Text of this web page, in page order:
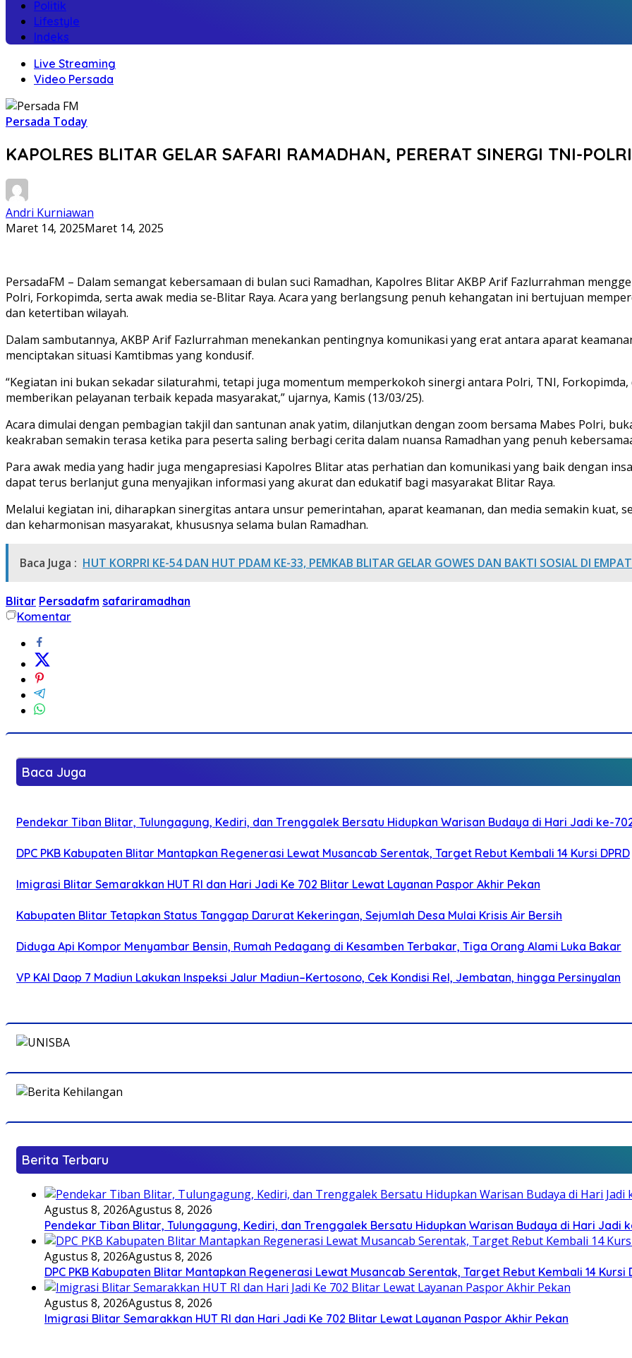
Politik
Lifestyle
Indeks
Live Streaming
Video Persada
Persada Today
KAPOLRES BLITAR GELAR SAFARI RAMADHAN, PERERAT SINERGI TNI-
Andri Kurniawan
Maret 14, 2025Maret 14, 2025
PersadaFM – Dalam semangat kebersamaan di bulan suci Ramadhan, Kapolres Blitar AKBP Arif Fazlurrahman
Polri, Forkopimda, serta awak media se-Blitar Raya. Acara yang berlangsung penuh kehangatan ini bertujuan
dan ketertiban wilayah.
Dalam sambutannya, AKBP Arif Fazlurrahman menekankan pentingnya komunikasi yang erat antara aparat
menciptakan situasi Kamtibmas yang kondusif.
“Kegiatan ini bukan sekadar silaturahmi, tetapi juga momentum memperkokoh sinergi antara Polri, TNI,
memberikan pelayanan terbaik kepada masyarakat,” ujarnya, Kamis (13/03/25).
Acara dimulai dengan pembagian takjil dan santunan anak yatim, dilanjutkan dengan zoom bersama Mabes Polri,
keakraban semakin terasa ketika para peserta saling berbagi cerita dalam nuansa Ramadhan yang penuh
Para awak media yang hadir juga mengapresiasi Kapolres Blitar atas perhatian dan komunikasi yang baik dengan
dapat terus berlanjut guna menyajikan informasi yang akurat dan edukatif bagi masyarakat Blitar Raya.
Melalui kegiatan ini, diharapkan sinergitas antara unsur pemerintahan, aparat keamanan, dan media semakin kuat,
dan keharmonisan masyarakat, khususnya selama bulan Ramadhan.
Baca Juga : HUT KORPRI KE-54 DAN HUT PDAM KE-33, PEMKAB BLITAR GELAR GOWES DAN BAKTI SOSIAL DI
Blitar Persadafm safariramadhan
Komentar
Baca Juga
Pendekar Tiban Blitar, Tulungagung, Kediri, dan Trenggalek Bersatu Hidupkan Warisan Budaya di Hari Jadi ke-
DPC PKB Kabupaten Blitar Mantapkan Regenerasi Lewat Musancab Serentak, Target Rebut Kembali 14 Kursi DPRD
Imigrasi Blitar Semarakkan HUT RI dan Hari Jadi Ke 702 Blitar Lewat Layanan Paspor Akhir Pekan
Kabupaten Blitar Tetapkan Status Tanggap Darurat Kekeringan, Sejumlah Desa Mulai Krisis Air Bersih
Diduga Api Kompor Menyambar Bensin, Rumah Pedagang di Kesamben Terbakar, Tiga Orang Alami Luka Bakar
VP KAI Daop 7 Madiun Lakukan Inspeksi Jalur Madiun–Kertosono, Cek Kondisi Rel, Jembatan, hingga Persinyalan
Berita Terbaru
Agustus 8, 2026Agustus 8, 2026
Pendekar Tiban Blitar, Tulungagung, Kediri, dan Trenggalek Bersatu Hidupkan Warisan Budaya di Hari Jadi
Agustus 8, 2026Agustus 8, 2026
DPC PKB Kabupaten Blitar Mantapkan Regenerasi Lewat Musancab Serentak, Target Rebut Kembali 14 Kursi
Agustus 8, 2026Agustus 8, 2026
Imigrasi Blitar Semarakkan HUT RI dan Hari Jadi Ke 702 Blitar Lewat Layanan Paspor Akhir Pekan